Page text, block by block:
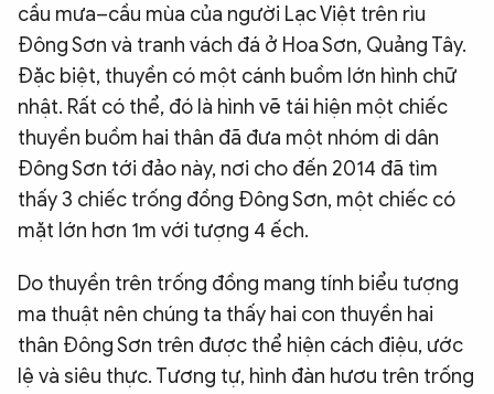
cầu mưa–cầu mùa của người Lạc Việt trên rìu
Đông Sơn và tranh vách đá ở Hoa Sơn, Quảng Tây.
Đặc biệt, thuyền có một cánh buồm lớn hình chữ
nhật. Rất có thể, đó là hình vẽ tái hiện một chiếc
thuyền buồm hai thân đã đưa một nhóm di dân
Đông Sơn tới đảo này, nơi cho đến 2014 đã tìm
thấy 3 chiếc trống đồng Đông Sơn, một chiếc có
mặt lớn hơn 1m với tượng 4 ếch.
Do thuyền trên trống đồng mang tính biểu tượng
ma thuật nên chúng ta thấy hai con thuyền hai
thân Đông Sơn trên được thể hiện cách điệu, ước
lệ và siêu thực. Tương tự, hình đàn hươu trên trống